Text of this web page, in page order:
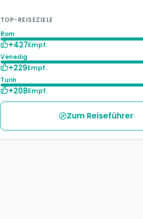
TOP-REISEZIELE
Rom
+427Empf.
Venedig
+229Empf.
Turin
+208Empf.
Zum Reiseführer